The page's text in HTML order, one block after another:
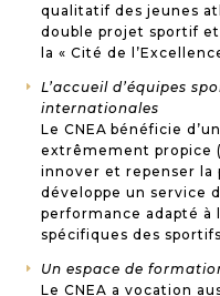
qualitatif des jeunes
double projet sportif
la « Cité de
E
L’accueil d’équipes
internationales
Le CNEA bénéficie
extrêmement propice
innover et repenser la
développe un service
performance adapté à
spécifiques des
E
Un espace de
Le CNEA a vocation